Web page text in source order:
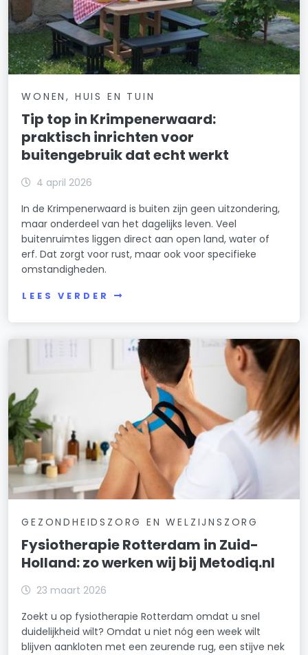
WONEN, HUIS EN TUIN
Tip top in Krimpenerwaard:
praktisch inrichten voor
buitengebruik dat echt werkt
4 april 2026
In de Krimpenerwaard is buiten zijn geen uitzondering,
maar onderdeel van het dagelijks leven. Veel
buitenruimtes liggen direct aan open land, water of
erf. Dat zorgt voor rust, maar ook voor specifieke
omstandigheden.
LEES VERDER
GEZONDHEIDSZORG EN WELZIJNSZORG
Fysiotherapie Rotterdam in Zuid-
Holland: zo werken wij bij Metodiq.nl
23 maart 2026
Zoekt u op fysiotherapie Rotterdam omdat u snel
duidelijkheid wilt? Omdat u niet nóg een week wilt
blijven aankloten met een zeurende rug, een stijve nek